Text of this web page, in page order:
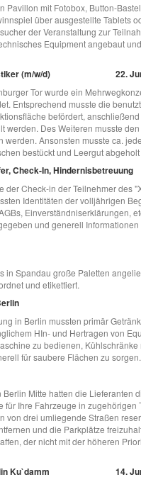
Pavillon mit Fotobox, Button-
über ausgestellte Tablets
der Veranstaltung zur
Equipment angebaut
(m/w/d) 22.
Tor wurde ein
Entsprechend musste die
befördert,
werden. Des Weiteren musste
Ansonsten musste ca.
bestückt und Leergut
Check-In, Hindernisbetreuung
der Check-in der Teilnehmer des
Identitäten der volljährigen
Einverständniserklärungen,
und generell
in Spandau große Paletten
und etikettiert.
in Berlin mussten primär
HIn- und Hertragen von
zu bedienen,
für saubere Flächen zu sorgen.
Mitte hatten die Lieferanten
Ihre Fahrzeuge in zugehörigen
von drei umliegende Straßen
und die Parkplätze
der nicht mit der höheren
Ku`damm 14.